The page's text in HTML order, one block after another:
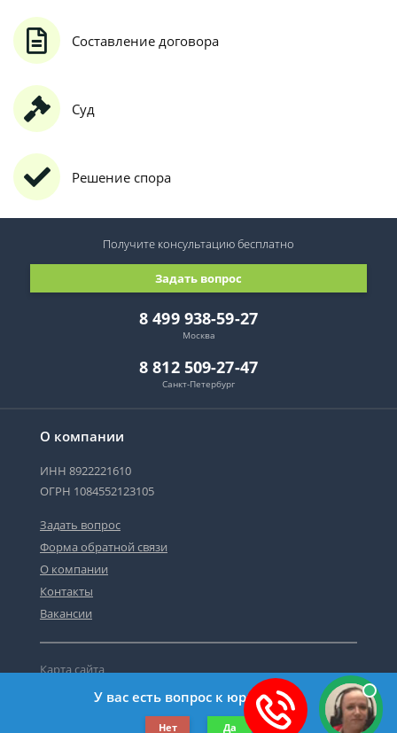
Составление договора
Суд
Решение спора
О компании
ИНН 8922221610
ОГРН 1084552123105
Задать вопрос
Форма обратной связи
О компании
Контакты
Вакансии
©2019-2026 Все права защищены.
Карта сайта
Политика персональных данных
8 499 938-59-27
Москва
8 812 509-27-47
Санкт-Петербург
Задать вопрос
Получите консультациюбесплатно
У вас есть вопрос к юристу?
Нет Да